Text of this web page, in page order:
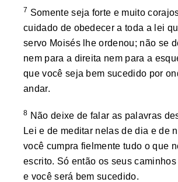
7 Somente seja forte e muito
cuidado de obedecer a toda a lei
servo Moisés lhe ordenou; não se
nem para a direita nem para a
que você seja bem sucedido por
andar.
8 Não deixe de falar as palavras
Lei e de meditar nelas de dia e de
você cumpra fielmente tudo o que
escrito. Só então os seus
e você será bem sucedido.